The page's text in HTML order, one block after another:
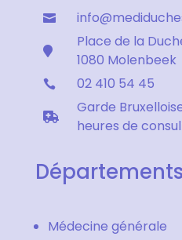


Place de la
1080 Molenbeek
 02 410 54 45

Garde
heures de
Départements
Médecine générale